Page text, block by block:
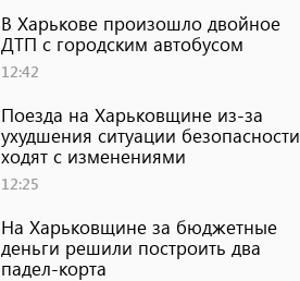
В Харькове произошло двойное
ДТП с городским автобусом
12:42
Поезда на Харьковщине из-за
ухудшения ситуации безопасности
ходят с изменениями
12:25
На Харьковщине за бюджетные
деньги решили построить два
падел-корта